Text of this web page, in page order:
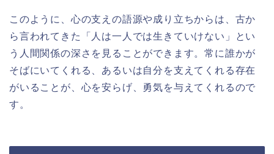
このように、心の支えの語源や成り立ちからは、古か
ら言われてきた「人は一人では生きていけない」とい
う人間関係の深さを見ることができます。常に誰かが
そばにいてくれる、あるいは自分を支えてくれる存在
がいることが、心を安らげ、勇気を与えてくれるので
す。